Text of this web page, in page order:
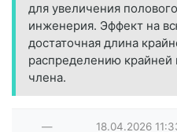
для увеличения
инженерия. Эффект на
достаточная длина
распределению крайней
члена.
— 18.04.2026